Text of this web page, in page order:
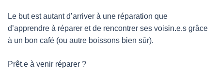
Le but est autant d’arriver à une réparation que
d’apprendre à réparer et de rencontrer ses voisin.e.s grâce
à un bon café (ou autre boissons bien sûr).
Prêt.e à venir réparer ?